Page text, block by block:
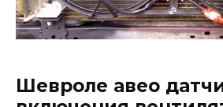
Шевроле авео